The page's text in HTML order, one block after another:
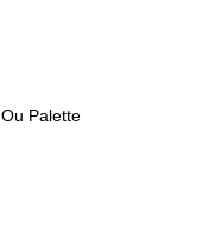
Palette